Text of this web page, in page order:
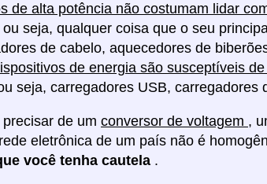
de alta potência não costumam lidar
seja, qualquer coisa que o seu
de cabelo, aquecedores de
de energia são susceptíveis
seja, carregadores USB, carregadores
de um conversor de voltagem ,
eletrônica de um país não é
você tenha cautela .